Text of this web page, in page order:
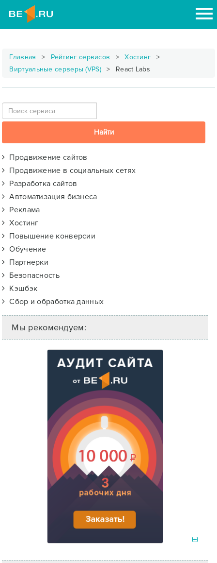
Главная Рейтинг сервисов
Хостинг
Виртуальные серверы (VPS)
React Labs
Продвижение сайтов
Продвижение в социальных сетях
Разработка сайтов
Автоматизация бизнеса
Реклама
Хостинг
Повышение конверсии
Обучение
Партнерки
Безопасность
Кэшбэк
Сбор и обработка данных
Мы рекомендуем: